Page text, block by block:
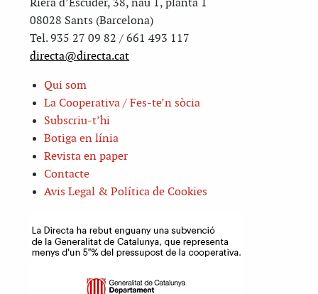
Riera d’Escuder, 38, nau 1, planta 1
08028 Sants (Barcelona)
Tel. 935 27 09 82 / 661 493 117
directa@directa.cat
Qui som
La Cooperativa / Fes-te’n sòcia
Subscriu-t’hi
Botiga en línia
Revista en paper
Contacte
Avis Legal & Política de Cookies